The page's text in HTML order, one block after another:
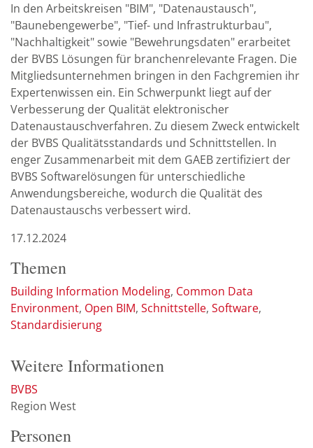
In den Arbeitskreisen "BIM", "Datenaustausch",
"Baunebengewerbe", "Tief- und Infrastrukturbau",
"Nachhaltigkeit" sowie "Bewehrungsdaten" erarbeitet
der BVBS Lösungen für branchenrelevante Fragen. Die
Mitgliedsunternehmen bringen in den Fachgremien ihr
Expertenwissen ein. Ein Schwerpunkt liegt auf der
Verbesserung der Qualität elektronischer
Datenaustauschverfahren. Zu diesem Zweck entwickelt
der BVBS Qualitätsstandards und Schnittstellen. In
enger Zusammenarbeit mit dem GAEB zertifiziert der
BVBS Softwarelösungen für unterschiedliche
Anwendungsbereiche, wodurch die Qualität des
Datenaustauschs verbessert wird.
17.12.2024
Themen
Building Information Modeling Common Data
Environment Open BIM Schnittstelle Software
Standardisierung
Weitere Informationen
BVBS
Region West
Personen